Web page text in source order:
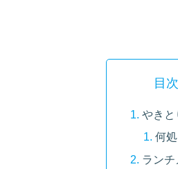
目次
やきと
何
ランチ